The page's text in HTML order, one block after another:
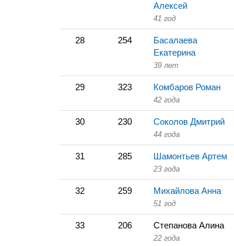
Алексей
41 год
28 254
Басалаева
Екатерина
39 лет
29 323 Комбаров Роман
42 года
30 230 Соколов Дмитрий
44 года
31 285 Шамонтьев Артем
23 года
32 259 Михайлова Анна
51 год
33 206 Степанова Алина
22 года